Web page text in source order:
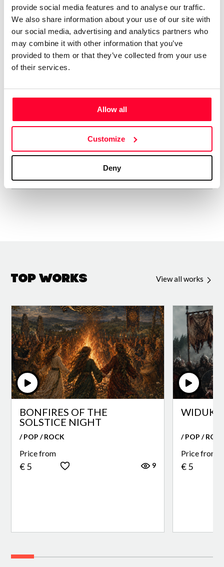
provide social media features and to analyse our traffic.
We also share information about your use of our site with
our social media, advertising and analytics partners who
may combine it with other information that you’ve
provided to them or that they’ve collected from your use
of their services.
Allow all
Customize
Deny
digital, con el alias de aRPA”
Soy licenciado en Historia Antigua. Siempre me ha gustado
la música, y he tocado y compuesto en un grupo de rock
celta allá por los ochenta. En música tengo un año de piano,
soy más bien autodidacta. Me gustan muchos estilos, pero
sobre todo Beethoven, y la Ópera, en la que me declaro fan
de Wagner y los compositores rusos del Grupo de lis Cinco.
Aún cuando estaba en el grupo ya hacía música electrónica,
así que me viene de lejos. En ese estilo admiro sobre todo a
Vangelis y Kitaro.
Top Works View all works
BONFIRES OF THE
SOLSTICE NIGHT
/ POP / ROCK
Price from
€ 5 9
/ POP /
Price from
€ 5